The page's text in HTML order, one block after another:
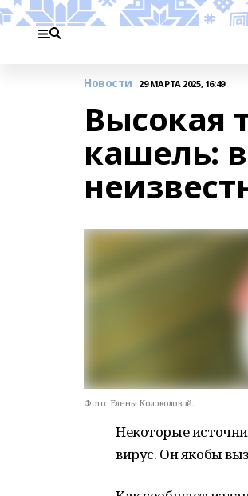
Новости 29 МАРТА 2025, 16:49
Высокая
кашель:
Фото: Елены Колоколовой.
Некоторые
вирус. Он якобы